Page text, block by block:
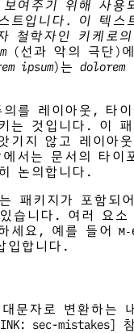
여주기 위해 사용
트입니다. 이 텍스
철학자인 키케로의
(선과 악의 극단)에
ipsum)는 dolorem
를 레이아웃, 타이
는 것입니다. 이 패
기지 않고 레이아웃
서는 문서의 타이
논의합니다.
패키지가 포함되어
습니다. 여러 요소
세요, 예를 들어
M-
입합니다.
문자로 변환하는
sec-mistakes]